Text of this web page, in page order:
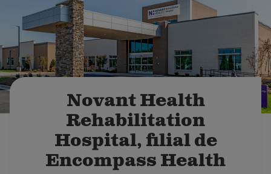
Buscar un centro
Inversores
Empleos
Pagar mi facturaNovant Health
Rehabilitation
Hospital, filial de
Encompass Health